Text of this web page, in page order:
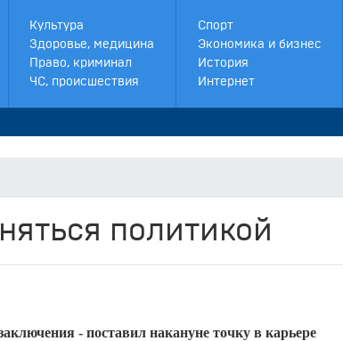
Культура
Здоровье, медицина
Право, криминал
ЧС, происшествия
Спорт
Экономика и бизнес
История
Интернет
политикой
- поставил накануне точку в карьере